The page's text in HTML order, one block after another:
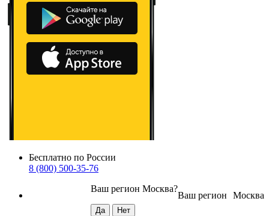
Бесплатно по России
8 (800) 500-35-76
Москва
Ваш регион
Ваш регион Москва?